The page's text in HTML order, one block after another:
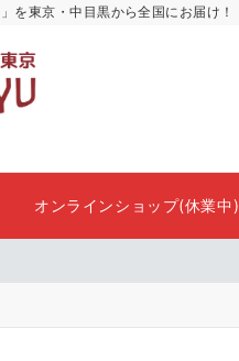
を東京・中目黒から全国にお届け！
オンラインショップ(休業中)